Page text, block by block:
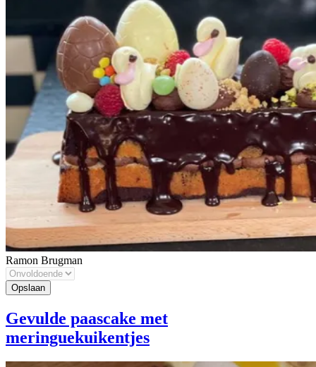
Ramon Brugman
Gevulde paascake met
meringuekuikentjes